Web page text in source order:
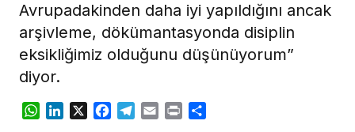
Avrupadakinden daha iyi yapıldığını ancak
arşivleme, dökümantasyonda disiplin
eksikliğimiz olduğunu düşünüyorum”
diyor.
WhatsApp
LinkedIn
X Facebook
Telegram
Email Print